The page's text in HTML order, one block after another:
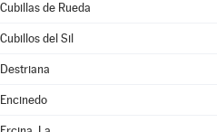
Cubillas de Rueda
Cubillos del Sil
Destriana
Encinedo